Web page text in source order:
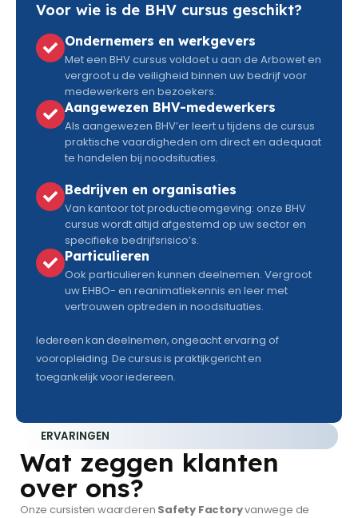
Voor wie is de BHV cursus geschikt?
Ondernemers en werkgevers
Met een BHV cursus voldoet u aan de Arbowet en
vergroot u de veiligheid binnen uw bedrijf voor
medewerkers en bezoekers.
Aangewezen BHV-medewerkers
Als aangewezen BHV’er leert u tijdens de cursus
praktische vaardigheden om direct en adequaat
te handelen bij noodsituaties.
Bedrijven en organisaties
Van kantoor tot productieomgeving: onze BHV
cursus wordt altijd afgestemd op uw sector en
specifieke bedrijfsrisico’s.
Particulieren
Ook particulieren kunnen deelnemen. Vergroot
uw EHBO- en reanimatiekennis en leer met
vertrouwen optreden in noodsituaties.
Iedereen kan deelnemen, ongeacht ervaring of
vooropleiding. De cursus is praktijkgericht en
toegankelijk voor iedereen.
ERVARINGEN
Wat zeggen klanten
over ons?
Onze cursisten waarderen Safety Factoryvanwege de